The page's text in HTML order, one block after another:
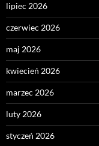
lipiec 2026
czerwiec 2026
maj 2026
kwiecień 2026
marzec 2026
luty 2026
styczeń 2026